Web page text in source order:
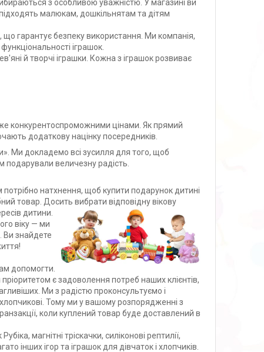
з особливою уважністю. У магазині ви
малюкам, дошкільнятам та дітям
що гарантує безпеку використання. Ми компанія,
іграшок.
й творчі іграшки. Кожна з іграшок розвиває
конкурентоспроможними цінами. Як прямий
додаткову націнку посередників.
Ми докладемо всі зусилля для того, щоб
подарували величезну радість.
натхнення, щоб купити подарунок дитині
товар. Досить вибрати відповідну вікову
дитини.
віку — ми
Ви знайдете
допомогти.
є задоволення потреб наших клієнтів,
Ми з радістю проконсультуємо і
Тому ми у вашому розпорядженні з
коли куплений товар буде доставлений в
магнітні тріскачки, силіконові рептилії,
інших ігор та іграшок для дівчаток і хлопчиків.